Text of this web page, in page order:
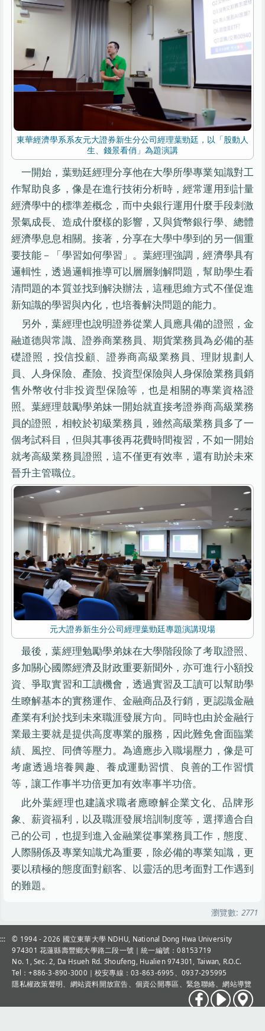
東華經濟學系系友元大證券新生分公司經理葉勁廷，以「股動人
生、錢景看俏」為題演講
一開始，葉勁廷經理分享他在大學所學專業知識對工
作幫助良多，像是在進行技術分析時，經常運用到計量
經濟學中的標準差概念，而中央銀行運用什麼手段刺激
景氣成長、造成什麼樣的影響，又與貨幣銀行學、總體
經濟學息息相關。接著，分享在大學中學到的另一個重
要技能－「學習如何學習」。葉經理強調，經濟學具有
邏輯性，透過邏輯推導可以層層剝解問題，幫助學生看
清問題的本質並找到解決辦法，這種思維方式不僅促進
新知識的學習與內化，也培養解決問題的能力。
另外，葉經理也說明證券從業人員應具備的證照，金
融道德與常識、證券商業務員、期貨業務員為必備的基
礎證照，投信投顧、證券商高級業務員、理財規劃人
員、人身保險、產險、投資型保險與人身保險業務員銷
售外幣收付非投資型保險等，也是相關的專業資格證
照。葉經理鼓勵學弟妹一開始就直接考證券商高級業務
員的證照，相較於初級業務員，雖然高級業務員多了一
個考試科目，但與其事後再花費時間複習，不如一開始
就考高級業務員證照，這不僅更有效率，還有助於未來
晉升主管職位。
元大證券新生分公司經理葉勁廷專題演講現場
最後，葉經理勉勵學弟妹在大學階段除了考取證照、
多加關心國際經濟及財政重要新聞外，亦可進行小額投
資、爭取實習和工讀機會，透過實習及工讀可以幫助學
生瞭解基本的實務運作、金融商品及行銷，更認識金融
產業有利於找到未來職涯發展方向。同時也由於金融行
業最主要就是提供高度專業的服務，因此難免會面臨業
績、風控、同儕等壓力。為適應步入職場壓力，像是可
考慮透過培養興趣、養成運動習慣、良善的工作習慣
等，讓工作事半功倍更加有效率事半功倍。
此外葉經理也建議求職者應瞭解企業文化、品牌形
象、薪資福利，以及職涯發展培訓制度等，選擇適合自
己的公司，也提到進入金融業從事業務員工作，態度、
人際關係及專業知識尤為重要，除必備的專業知識，更
要以積極的態度面對顧客、以靈活的思考面對工作遇到
的難題。
瀏覽數: 2771
::: © 1994 - 2026 國立東華大學 NDHU, National Dong Hwa University
974301 花蓮縣壽豐鄉大學路二段一號｜統一編號：08153719
No. 1, Sec. 2, Da Hsueh Rd. Shoufeng, Hualien 974301, Taiwan, R.O.C.
Tel：+886-3-890-3000 ｜校安專線：03-863-6995、0937-295995
隱私權政策聲明
網站資料開放宣告 個資公開專區 、緊急聯絡 、網站導覽